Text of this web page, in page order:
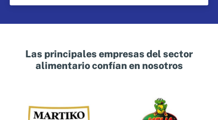
Las principales empresas del sector
alimentario confían en nosotros